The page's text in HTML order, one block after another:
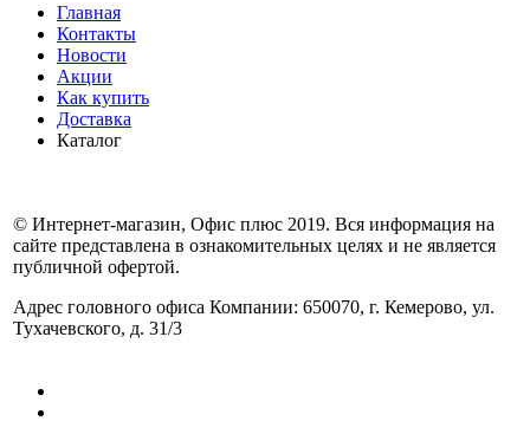
Главная
Контакты
Новости
Акции
Как купить
Доставка
Каталог
© Интернет-магазин, Офис плюс 2019. Вся информация на
сайте представлена в ознакомительных целях и не является
публичной офертой.
Адрес головного офиса Компании: 650070, г. Кемерово, ул.
Тухачевского, д. 31/3